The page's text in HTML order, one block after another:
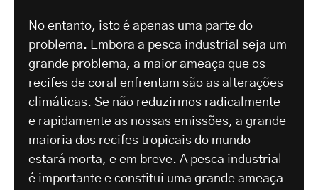
No entanto, isto é apenas uma parte do
problema. Embora a pesca industrial seja um
grande problema, a maior ameaça que os
recifes de coral enfrentam são as alterações
climáticas. Se não reduzirmos radicalmente
e rapidamente as nossas emissões, a grande
maioria dos recifes tropicais do mundo
estará morta, e em breve. A pesca industrial
é importante e constitui uma grande ameaça